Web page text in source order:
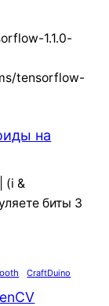
1.1.0-
tensorflow-
на
(i &
биты 3
CraftDuino